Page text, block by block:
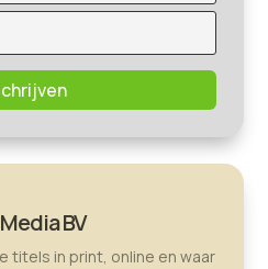
BV
titels in print, online en waar